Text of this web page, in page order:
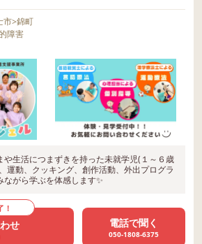
市>錦町
障害
や生活につまずきを持った未就学児(１～６歳
運動、クッキング、創作活動、外出プログラ
がら学ぶを体感します✨
！
せ 電話で聞く
050-1808-6375